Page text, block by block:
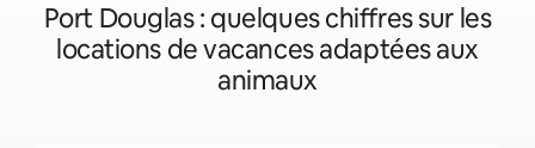
Port Douglas : quelques chiffres sur les
locations de vacances adaptées aux
animaux